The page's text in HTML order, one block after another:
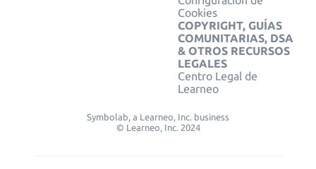
Cookies
COPYRIGHT, GUÍAS
COMUNITARIAS, DSA
& OTROS RECURSOS
LEGALES
Centro Legal de
Learneo
Symbolab, a Learneo, Inc. business
© Learneo, Inc. 2024